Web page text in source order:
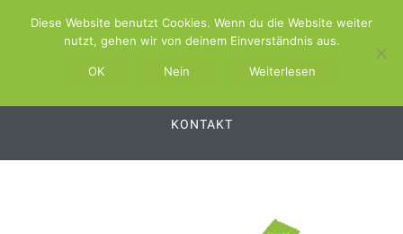
ABOUT SCHWIMMBAD.TV
KONTAKT
Diese Website benutzt Cookies. Wenn du die Website weiter
nutzt, gehen wir von deinem Einverständnis aus.
OK Nein Weiterlesen